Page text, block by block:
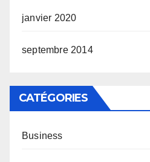
janvier 2020
septembre 2014
CATÉGORIES
Business